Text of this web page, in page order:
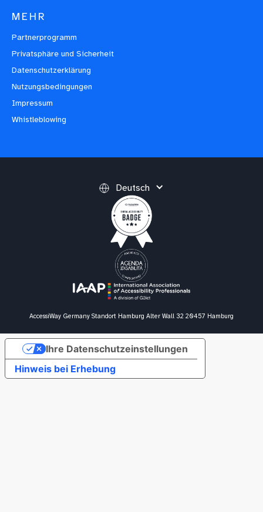
MEHR
Partnerprogramm
Privatsphäre und Sicherheit
Datenschutzerklärung
Nutzungsbedingungen
Impressum
Whistleblowing
Deutsch
AccessiWay Germany Standort Hamburg Alter Wall 32 20457 Hamburg
Hinweis bei Erhebung
Ihre Datenschutzeinstellungen